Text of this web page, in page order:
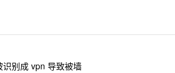
别成 vpn 导致被墙